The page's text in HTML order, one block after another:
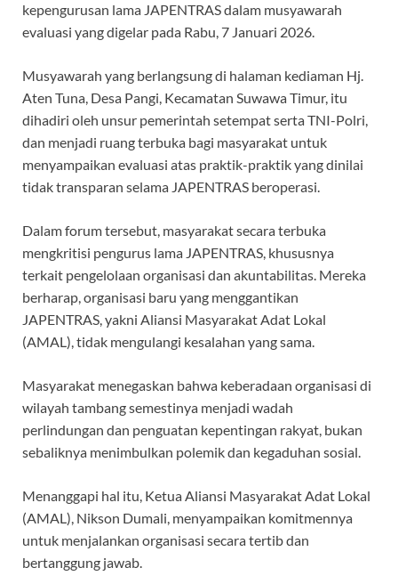
kepengurusan lama JAPENTRAS dalam musyawarah
evaluasi yang digelar pada Rabu, 7 Januari 2026.
Musyawarah yang berlangsung di halaman kediaman Hj.
Aten Tuna, Desa Pangi, Kecamatan Suwawa Timur, itu
dihadiri oleh unsur pemerintah setempat serta TNI-Polri,
dan menjadi ruang terbuka bagi masyarakat untuk
menyampaikan evaluasi atas praktik-praktik yang dinilai
tidak transparan selama JAPENTRAS beroperasi.
Dalam forum tersebut, masyarakat secara terbuka
mengkritisi pengurus lama JAPENTRAS, khususnya
terkait pengelolaan organisasi dan akuntabilitas. Mereka
berharap, organisasi baru yang menggantikan
JAPENTRAS, yakni Aliansi Masyarakat Adat Lokal
(AMAL), tidak mengulangi kesalahan yang sama.
Masyarakat menegaskan bahwa keberadaan organisasi di
wilayah tambang semestinya menjadi wadah
perlindungan dan penguatan kepentingan rakyat, bukan
sebaliknya menimbulkan polemik dan kegaduhan sosial.
Menanggapi hal itu, Ketua Aliansi Masyarakat Adat Lokal
(AMAL), Nikson Dumali, menyampaikan komitmennya
untuk menjalankan organisasi secara tertib dan
bertanggung jawab.